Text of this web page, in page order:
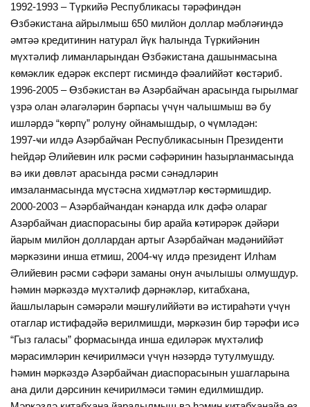
1992-1993 – Түркийә Республикасы тәрәфиндән
Өзбәкистана айрылмыш 650 милйон доллар мәбләғиндә
әмтәә кредитинин натурал йүк һалында Түркийәнин
мүхтәлиф лиманларындан Өзбәкистана дашынмасына
көмәклик едәрәк експерт гисминдә фәалиййәт ҝөстәриб.
1996-2005 – Өзбәкистан вә Азәрбайҹан арасында гырылмаг
үзрә олан әлагәләрин бәрпасы үчүн чалышмыш вә бу
ишләрдә “көрпү” ролуну ойнамышдыр, о ҹүмләдән:
1997-ҹи илдә Азәрбайҹан Республикасынын Президенти
Һейдәр Әлийевин илк рәсми сәфәринин һазырланмасында
вә ики дөвләт арасында рәсми сәнәдләрин
имзаланмасында мүстәсна хидмәтләр ҝөстәрмишдир.
2000-2003 – Азәрбайҹандан кәнарда илк дәфә олараг
Азәрбайҹан диаспорасыны бир арайа ҝәтирәрәк дәйәри
йарым милйон доллардан артыг Азәрбайҹан мәдәниййәт
мәркәзини инша етмиш, 2004-ҹү илдә президент Илһам
Әлийевин рәсми сәфәри заманы онун ачылышы олмушдур.
Һәмин мәркәздә мүхтәлиф дәрнәкләр, китабхана,
йашлыларын сәмәрәли мәшғулиййәти вә истираһәти үчүн
отаглар истифадәйә верилмишди, мәркәзин бир тәрәфи исә
“Гыз галасы” формасында инша едиләрәк мүхтәлиф
мәрасимләрин кечирилмәси үчүн нәзәрдә тутулмушду.
Һәмин мәркәздә Азәрбайҹан диаспорасынын ушагларына
ана дили дәрсинин кечирилмәси тәмин едилмишдир.